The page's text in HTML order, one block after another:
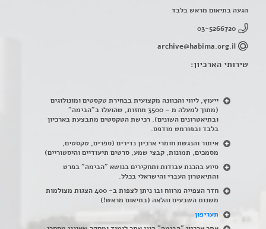
הגעה בתיאום מראש בלבד
03-5266720
archive@habima.org.il
שירותי הארכיון:
ייעוץ, ליווי והכוונה מקצועית בבחירת טקסטים ומונולוגים
(מתוך למעלה מ – 3500 מחזות, שהועלו ב"הבימה"
ובתיאטרונים השונים). רכישת הטקסטים מתבצעת בארכיון
בלבד ובפורמט מודפס.
איתור והנגשת חומרי ארכיון נדירים (ספרים, טקסטים,
מסמכים, תמונות, קבצי שמע, סרטים תיעודיים והיסטוריים)
סיוע בהכנת עבודות ותחקירים בנושא "הבימה" בפרט
והתיאטרון העברי והישראלי בכלל.
חדר הצפייה מרווח ובו ניתן לצפות ב- 400 הצגות מצולמות
משנות השבעים והלאה (בתיאום מראש!)
תעריפון